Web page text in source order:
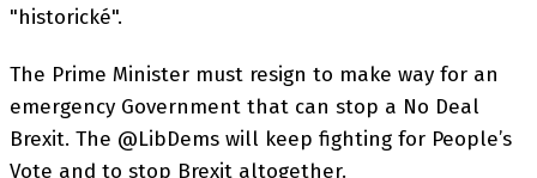
"historické".
The Prime Minister must resign to make way for an
emergency Government that can stop a No Deal
Brexit. The @LibDems will keep fighting for People’s
Vote and to stop Brexit altogether.